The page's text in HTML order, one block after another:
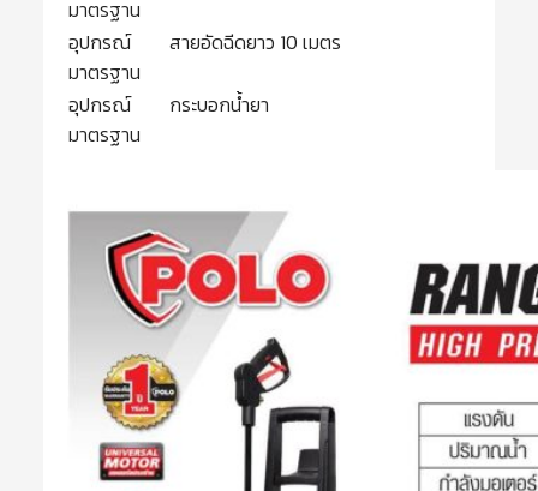
มาตรฐาน
อุปกรณ์
มาตรฐาน
สายอัดฉีดยาว 10 เมตร
อุปกรณ์
มาตรฐาน
กระบอกน้ำยา